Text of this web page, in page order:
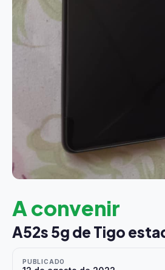
A convenir
A52s 5g de Tigo
PUBLICADO